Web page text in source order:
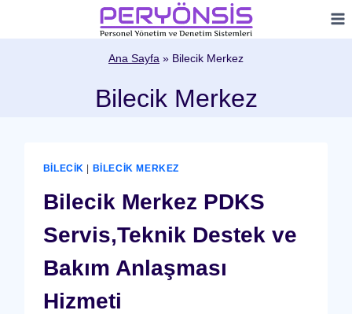
Ana Sayfa » Bilecik Merkez
Bilecik Merkez
BILECIK | BILECIK MERKEZ
Bilecik Merkez PDKS
Servis,Teknik Destek ve
Bakım Anlaşması
Hizmeti